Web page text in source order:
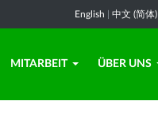
English 中文 (简体)
MITARBEIT ÜBER UNS